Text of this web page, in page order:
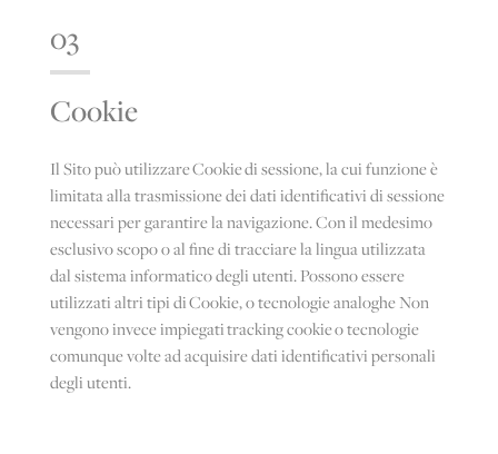
03
Cookie
Il Sito può utilizzare Cookie di sessione, la cui funzione è
limitata alla trasmissione dei dati identificativi di sessione
necessari per garantire la navigazione. Con il medesimo
esclusivo scopo o al fine di tracciare la lingua utilizzata
dal sistema informatico degli utenti. Possono essere
utilizzati altri tipi di Cookie, o tecnologie analoghe Non
vengono invece impiegati tracking cookie o tecnologie
comunque volte ad acquisire dati identificativi personali
degli utenti.